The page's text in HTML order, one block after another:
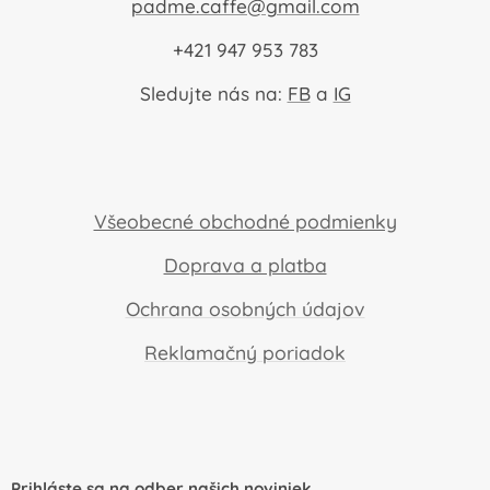
padme.caffe@gmail.com
+421 947 953 783
Sledujte nás na: FBa IG
Všeobecné obchodné podmienky
Doprava a platba
Ochrana osobných údajov
Reklamačný poriadok